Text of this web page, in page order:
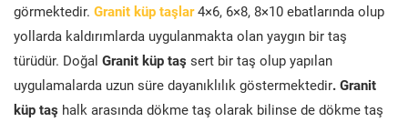
görmektedir. Granit küp taşlar 4×6, 6×8, 8×10 ebatlarında olup
yollarda kaldırımlarda uygulanmakta olan yaygın bir taş
türüdür. Doğal Granit küp taş sert bir taş olup yapılan
uygulamalarda uzun süre dayanıklılık göstermektedir. Granit
küp taş halk arasında dökme taş olarak bilinse de dökme taş